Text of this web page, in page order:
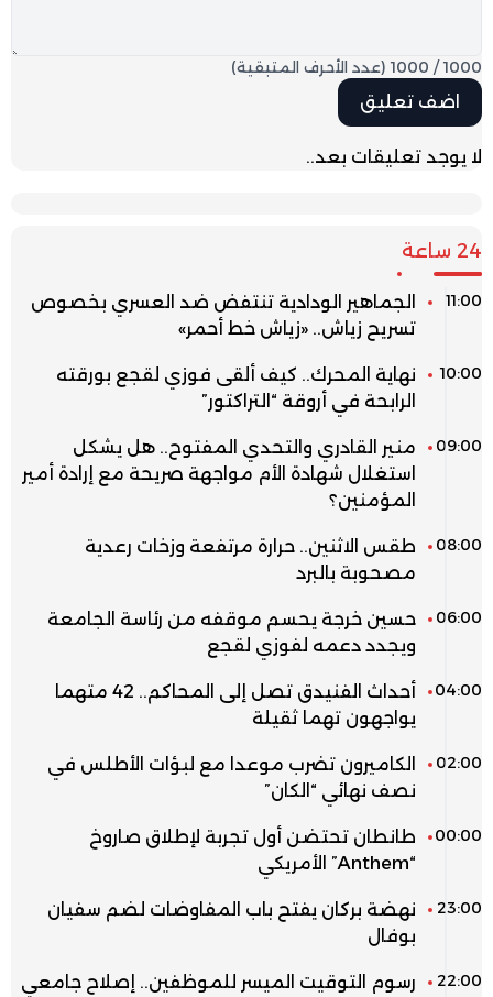
1000
/
1000 (عدد الأحرف المتبقية)
لا يوجد تعليقات بعد..
24 ساعة
11:00
الجماهير الودادية تنتفض ضد العسري بخصوص
تسريح زياش.. «زياش خط أحمر»
10:00
نهاية المحرك.. كيف ألقى فوزي لقجع بورقته
الرابحة في أروقة “التراكتور”
09:00
منير القادري والتحدي المفتوح.. هل يشكل
استغلال شهادة الأم مواجهة صريحة مع إرادة أمير
المؤمنين؟
08:00
طقس الاثنين.. حرارة مرتفعة وزخات رعدية
مصحوبة بالبرد
06:00
حسين خرجة يحسم موقفه من رئاسة الجامعة
ويجدد دعمه لفوزي لقجع
04:00
أحداث الفنيدق تصل إلى المحاكم.. 42 متهما
يواجهون تهما ثقيلة
02:00
الكاميرون تضرب موعدا مع لبؤات الأطلس في
نصف نهائي “الكان”
00:00
طانطان تحتضن أول تجربة لإطلاق صاروخ
“Anthem” الأمريكي
23:00
نهضة بركان يفتح باب المفاوضات لضم سفيان
بوفال
22:00
رسوم التوقيت الميسر للموظفين.. إصلاح جامعي